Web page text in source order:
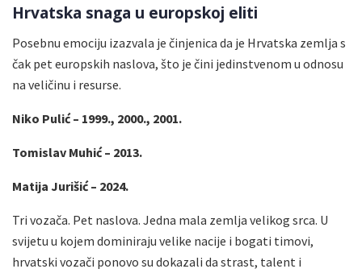
Hrvatska snaga u europskoj eliti
Posebnu emociju izazvala je činjenica da je Hrvatska zemlja s
čak pet europskih naslova, što je čini jedinstvenom u odnosu
na veličinu i resurse.
Niko Pulić – 1999., 2000., 2001.
Tomislav Muhić – 2013.
Matija Jurišić – 2024.
Tri vozača. Pet naslova. Jedna mala zemlja velikog srca. U
svijetu u kojem dominiraju velike nacije i bogati timovi,
hrvatski vozači ponovo su dokazali da strast, talent i